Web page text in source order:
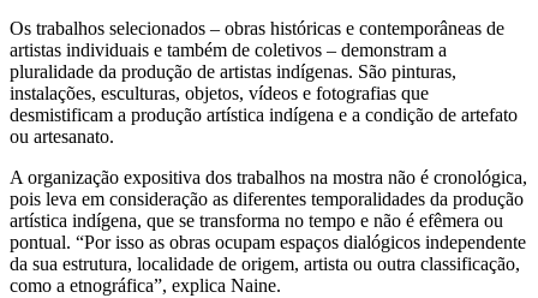
Os trabalhos selecionados – obras históricas e contemporâneas de
artistas individuais e também de coletivos – demonstram a
pluralidade da produção de artistas indígenas. São pinturas,
instalações, esculturas, objetos, vídeos e fotografias que
desmistificam a produção artística indígena e a condição de artefato
ou artesanato.
A organização expositiva dos trabalhos na mostra não é cronológica,
pois leva em consideração as diferentes temporalidades da produção
artística indígena, que se transforma no tempo e não é efêmera ou
pontual. “Por isso as obras ocupam espaços dialógicos independente
da sua estrutura, localidade de origem, artista ou outra classificação,
como a etnográfica”, explica Naine.